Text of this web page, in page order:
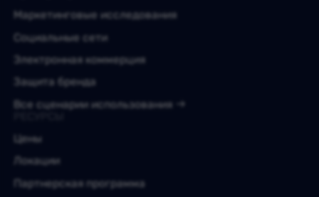
Маркетинговые исследования
Социальные сети
Электронная коммерция
Защита бренда
Все сценарии использования
Цены
Локации
Партнерская программа